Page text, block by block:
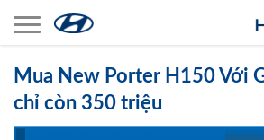
Toggle navigation
Mua New Porter H150 Với
chỉ còn 350 triệu